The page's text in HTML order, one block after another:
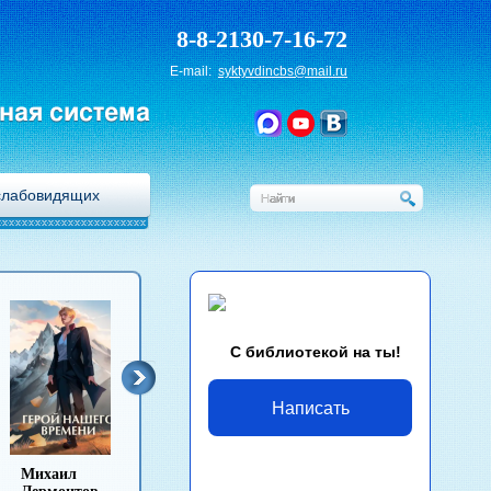
система
8-8-2130-7-16-72
E-mail:syktyvdincbs@mail.ru
Лев Толстой
С библиотекой на ты!
Написать